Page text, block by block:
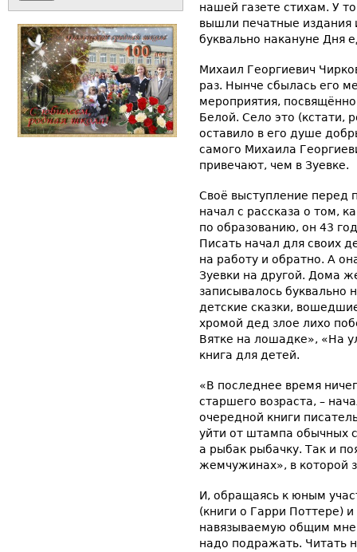
нашей газете стихам. У
вышли печатные издания
буквально накануне Дня
Михаил Георгиевич
раз. Нынче сбылась его
мероприятия,
Белой. Село это (кстати,
оставило в его душе
самого Михаила
привечают, чем в Зуевке.
Своё выступление перед
начал с рассказа о том,
по образованию, он 43
Писать начал для своих
на работу и обратно. А
Зуевки на другой. Дома
записывалось буквально
детские сказки,
хромой дед злое лихо
Вятке на лошадке», «На
книга для детей.
«В последнее время
старшего возраста, –
очередной книги
уйти от штампа обычных
а рыбак рыбачку. Так и
жемчужинах», в которой
И, обращаясь к юным
(книги о Гарри Поттере)
навязываемую общим
надо подражать. Читать